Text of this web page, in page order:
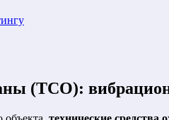
(ТСО):